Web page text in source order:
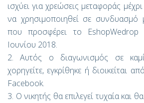
ισχύει για χρεώσεις μεταφοράς
να χρησιμοποιηθεί σε συνδυασμό
που προσφέρει το EshopWedrop
Ιουνίου 2018.
2. Αυτός ο διαγωνισμός σε
χορηγείτε, εγκρίθηκε ή διοικείται
Facebook.
3. Ο νικητής θα επιλεγεί τυχαία και